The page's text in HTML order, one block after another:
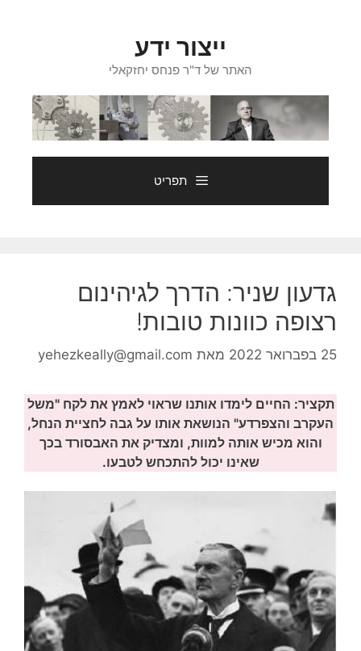
ייצור ידע
האתר של ד"ר פנחס יחזקאלי
תפריט
גדעון שניר: הדרך לגיהינום
רצופה כוונות טובות!
25 בפברואר 2022 מאת yehezkeally@gmail.com
תקציר: החיים לימדו אותנו שראוי לאמץ את לקח "משל
העקרב והצפרדע" הנושאת אותו על גבה לחציית הנחל,
והוא מכיש אותה למוות, ומצדיק את האבסורד בכך
שאינו יכול להתכחש לטבעו.